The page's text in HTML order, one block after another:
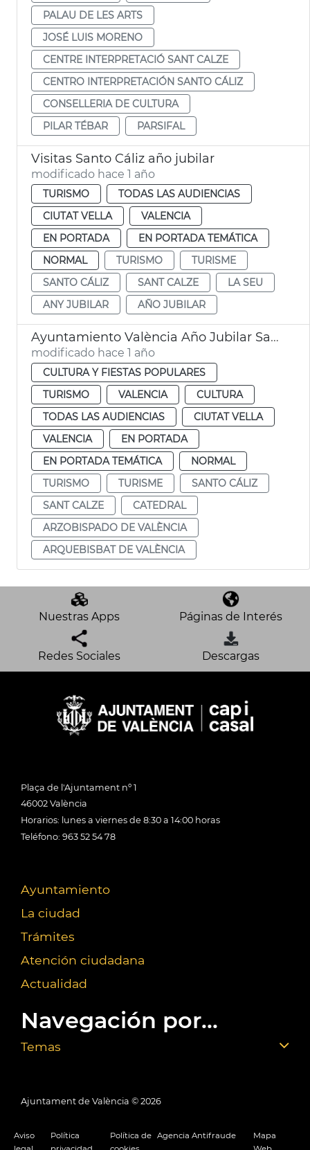
PALAU DE LES ARTS
JOSÉ LUIS MORENO
CENTRE INTERPRETACIÓ SANT CALZE
CENTRO INTERPRETACIÓN SANTO CÁLIZ
CONSELLERIA DE CULTURA
PILAR TÉBAR
PARSIFAL
Visitas Santo Cáliz año jubilar
modificado hace 1 año
TURISMO
TODAS LAS AUDIENCIAS
CIUTAT VELLA
VALENCIA
EN PORTADA
EN PORTADA TEMÁTICA
NORMAL
TURISMO
TURISME
SANTO CÁLIZ
SANT CALZE
LA SEU
ANY JUBILAR
AÑO JUBILAR
Ayuntamiento València Año Jubilar Santo Cáliz
modificado hace 1 año
CULTURA Y FIESTAS POPULARES
TURISMO
VALENCIA
CULTURA
TODAS LAS AUDIENCIAS
CIUTAT VELLA
VALENCIA
EN PORTADA
EN PORTADA TEMÁTICA
NORMAL
TURISMO
TURISME
SANTO CÁLIZ
SANT CALZE
CATEDRAL
ARZOBISPADO DE VALÈNCIA
ARQUEBISBAT DE VALÈNCIA
Nuestras Apps Páginas de Interés
Redes Sociales Descargas
Plaça de l'Ajuntament nº 1
46002 València
Horarios: lunes a viernes de 8:30 a 14:00 horas
Teléfono: 963 52 54 78
Ayuntamiento
La ciudad
Trámites
Atención ciudadana
Actualidad
Navegación por...
Temas
Ajuntament de València © 2026
Aviso
Política
Política de Agencia Antifraude
Mapa